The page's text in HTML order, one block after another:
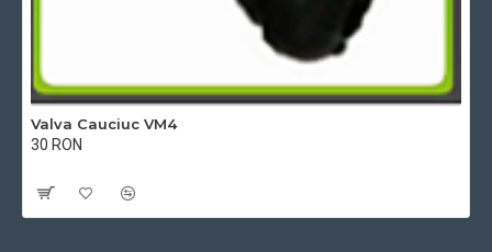
Valva Cauciuc VM4
30 RON